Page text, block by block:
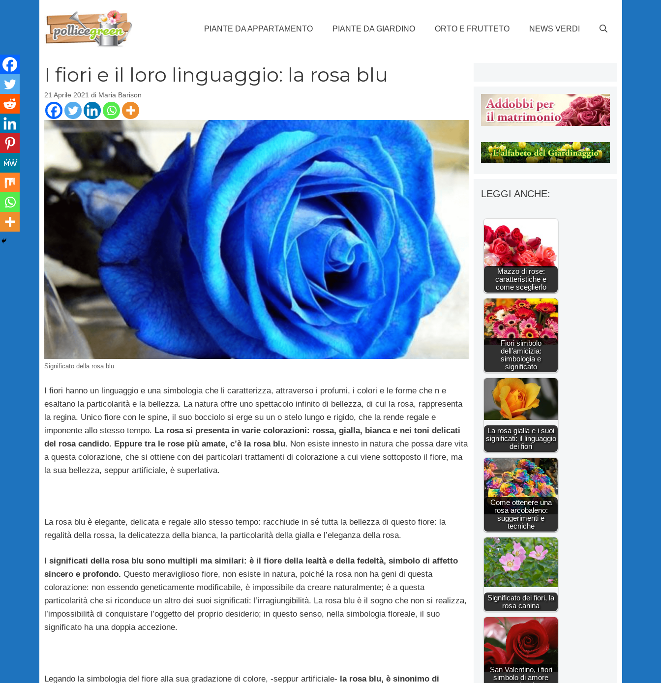
PIANTE DA APPARTAMENTO PIANTE DA GIARDINO ORTO E FRUTTETO NEWS VERDI
I fiori e il loro linguaggio: la rosa blu
21 Aprile 2021 di Maria Barison
Significato della rosa blu
I fiori hanno un linguaggio e una simbologia che li caratterizza, attraverso i profumi, i colori e le forme che n e
esaltano la particolarità e la bellezza. La natura offre uno spettacolo infinito di bellezza, di cui la rosa, rappresenta
la regina. Unico fiore con le spine, il suo bocciolo si erge su un o stelo lungo e rigido, che la rende regale e
imponente allo stesso tempo. La rosa si presenta in varie colorazioni: rossa, gialla, bianca e nei toni delicati
del rosa candido. Eppure tra le rose più amate, c’è la rosa blu. Non esiste innesto in natura che possa dare vita
a questa colorazione, che si ottiene con dei particolari trattamenti di colorazione a cui viene sottoposto il fiore, ma
la sua bellezza, seppur artificiale, è superlativa.
La rosa blu è elegante, delicata e regale allo stesso tempo: racchiude in sé tutta la bellezza di questo fiore: la
regalità della rossa, la delicatezza della bianca, la particolarità della gialla e l’eleganza della rosa.
I significati della rosa blu sono multipli ma similari: è il fiore della lealtà e della fedeltà, simbolo di affetto
sincero e profondo. Questo meraviglioso fiore, non esiste in natura, poiché la rosa non ha geni di questa
colorazione: non essendo geneticamente modificabile, è impossibile da creare naturalmente; è a questa
particolarità che si riconduce un altro dei suoi significati: l’irragiungibilità. La rosa blu è il sogno che non si realizza,
l’impossibilità di conquistare l’oggetto del proprio desiderio; in questo senso, nella simbologia floreale, il suo
significato ha una doppia accezione.
Legando la simbologia del fiore alla sua gradazione di colore, -seppur artificiale- la rosa blu, è sinonimo di
LEGGI ANCHE:
Mazzo di rose:
caratteristiche e
come sceglierlo
Fiori simbolo
dell’amicizia:
simbologia e
significato
La rosa gialla e i suoi
significati: il linguaggio
dei fiori
Come ottenere una
rosa arcobaleno:
suggerimenti e
tecniche
Significato dei fiori, la
rosa canina
San Valentino, i fiori
simbolo di amore